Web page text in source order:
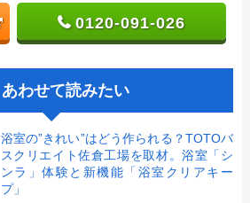
0120-091-026
あわせて読みたい
浴室の”きれい”はどう作られる？TOTOバ
スクリエイト佐倉工場を取材。浴室「シ
ンラ」体験と新機能「浴室クリアキー
プ」